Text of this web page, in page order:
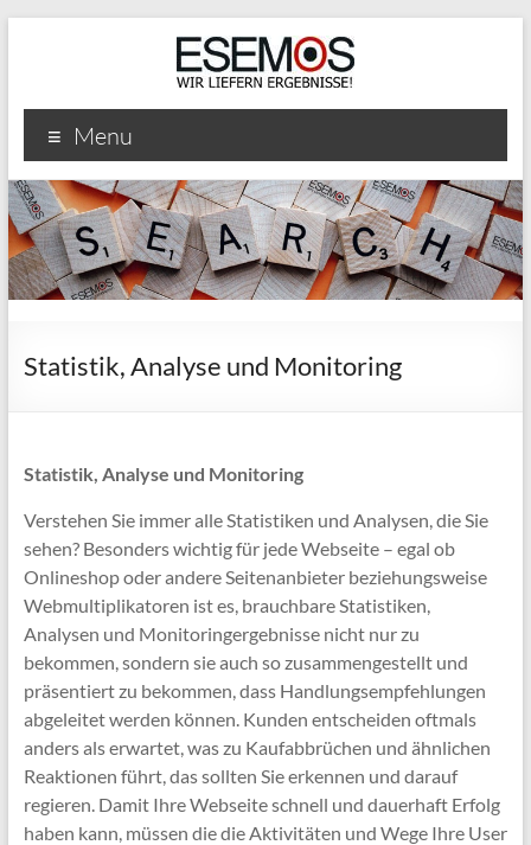
ESEMOS
GmbH
Just
another
WordPress
site
Menu
Statistik, Analyse und Monitoring
Statistik, Analyse und Monitoring
Verstehen Sie immer alle Statistiken und Analysen, die Sie
sehen? Besonders wichtig für jede Webseite – egal ob
Onlineshop oder andere Seitenanbieter beziehungsweise
Webmultiplikatoren ist es, brauchbare Statistiken,
Analysen und Monitoringergebnisse nicht nur zu
bekommen, sondern sie auch so zusammengestellt und
präsentiert zu bekommen, dass Handlungsempfehlungen
abgeleitet werden können. Kunden entscheiden oftmals
anders als erwartet, was zu Kaufabbrüchen und ähnlichen
Reaktionen führt, das sollten Sie erkennen und darauf
regieren. Damit Ihre Webseite schnell und dauerhaft Erfolg
haben kann, müssen die die Aktivitäten und Wege Ihre User